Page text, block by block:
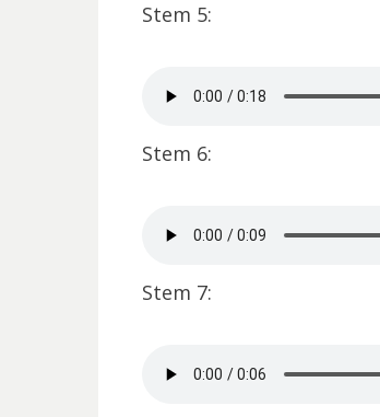
Stem 5:
Stem 6:
Stem 7: